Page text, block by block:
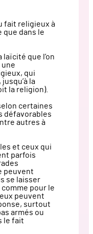
fait religieux à
que dans le
laïcité que l’on
qui
la
la religion).
certaines
défavorables
autres à
et ceux qui
parfois
peuvent
se laisser
pour le
peuvent
surtout
armés ou
le fait